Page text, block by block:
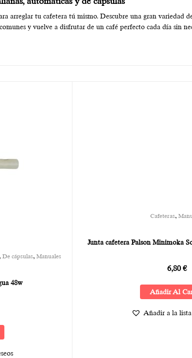
arreglar tu cafetera tú mismo. Descubre una gran variedad
comunes y vuelve a disfrutar de un café perfecto cada día sin
, De cápsulas, Manuales
48w
Cafeteras,
Junta cafetera Palson Minimoka
6,80€
Añadir Al
Añadir a la lista